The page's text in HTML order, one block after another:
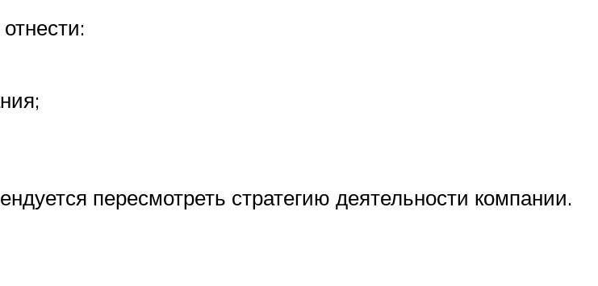
пересмотреть стратегию деятельности компании.